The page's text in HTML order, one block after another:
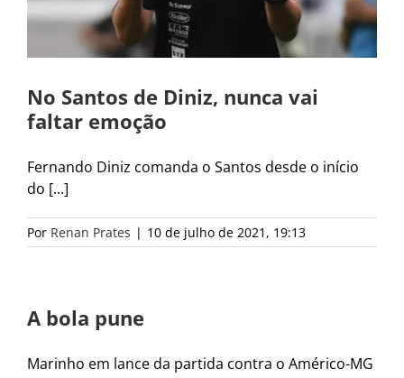
No Santos de Diniz, nunca vai
faltar emoção
Fernando Diniz comanda o Santos desde o início
do [...]
Por Renan Prates | 10 de julho de 2021, 19:13
A bola pune
Marinho em lance da partida contra o Américo-MG